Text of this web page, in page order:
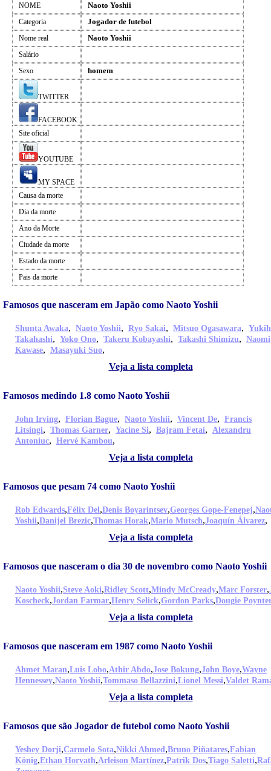
NOME Naoto Yoshii
Categoria Jogador de futebol
Nome real Naoto Yoshii
Salário
Sexo
homem
TWITTER
FACEBOOK
Site oficial
YOUTUBE
MY SPACE
Causa da morte
Dia da morte
Ano da Morte
Ciudade da morte
Estado da morte
Pais da morte
Famosos que nasceram em Japão como Naoto Yoshii
Shunta Awaka, Naoto Yoshii, Ryo Sakai, Mitsuo Ogasawara,
Takahashi, Yoko Ono, Takeru Kobayashi, Takashi Shimizu, Naomi
Kawase, Masayuki Suo,
Veja a lista completa
Famosos medindo 1.8 como Naoto Yoshii
John Irving, Florian Bague, Naoto Yoshii, Vincent De, Francis
Litsingi, Thomas Garner, Yacine Si, Bajram Fetai, Alexandru
Antoniuc, Hervé Kambou,
Veja a lista completa
Famosos que pesam 74 como Naoto Yoshii
Rob Edwards,Félix Del,Denis Boyarintsev,Georges Gope-Fenepej,
Yoshii,Danijel Brezic,Thomas Horak,Mario Mutsch,Joaquín Álvarez,
Veja a lista completa
Famosos que nasceram o dia 30 de novembro como Naoto Yoshii
Naoto Yoshii,Steve Aoki,Ridley Scott,Mindy McCready,Marc Forster,
Koscheck,Jordan Farmar,Henry Selick,Gordon Parks,Dougie
Veja a lista completa
Famosos que nasceram em 1987 como Naoto Yoshii
Ahmet Maran,Luis Lobo,Athir Abdo,Jose Bokung,John Boye,Wayne
Hennessey,Naoto Yoshii,Tommaso Bellazzini,Lionel Messi,Valdet
Veja a lista completa
Famosos que são Jogador de futebol como Naoto Yoshii
Yeshey Dorji,Carmelo Sota,Nikki Ahmed,Bruno Piñatares,Fabian
König,Ethan Horvath,Arleison Martínez,Patrik Dos,Tiago Saletti,